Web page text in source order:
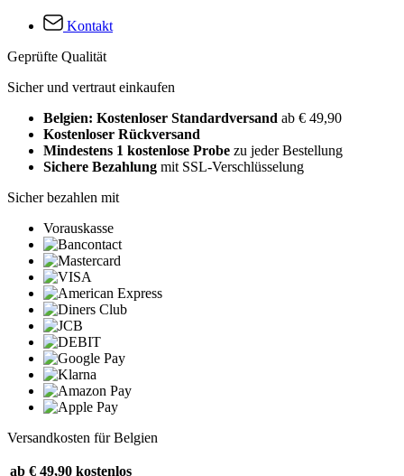
Kontakt
Geprüfte Qualität
Sicher und vertraut einkaufen
Belgien: Kostenloser Standardversand ab € 49,90
Kostenloser Rückversand
Mindestens 1 kostenlose Probe zu jeder Bestellung
Sichere Bezahlung mit SSL-Verschlüsselung
Sicher bezahlen mit
Vorauskasse
Versandkosten für Belgien
ab € 49,90 kostenlos